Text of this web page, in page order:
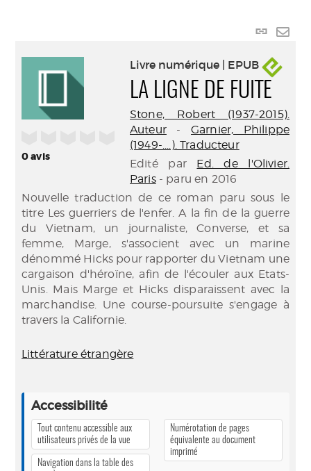
Lien
0avis
Livre numérique | EPUB
LA LIGNE DE FUITE
Stone, Robert (1937-2015).
Auteur- Garnier, Philippe
(1949-....). Traducteur
Edité par Ed. de l'Olivier.
Paris- paru en 2016
Nouvelle traduction de ce roman paru sous le
titre Les guerriers de l'enfer. A la fin de la guerre
du Vietnam, un journaliste, Converse, et sa
femme, Marge, s'associent avec un marine
dénommé Hicks pour rapporter du Vietnam une
cargaison d'héroïne, afin de l'écouler aux Etats-
Unis. Mais Marge et Hicks disparaissent avec la
marchandise. Une course-poursuite s'engage à
travers la Californie.
Littérature étrangère
Accessibilité
Tout contenu accessible aux
utilisateurs privés de la vue
Navigation dans la table des
Numérotation de pages
équivalente au document
imprimé